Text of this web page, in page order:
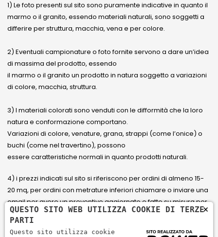
1) Le foto presenti sul sito sono puramente indicative in quanto il
marmo o il granito, essendo materiali naturali, sono soggetti a
differire per struttura, macchia, vena e per colore.
2) Eventuali campionature o foto fornite servono a dare un’idea
di massima del prodotto, essendo
il marmo o il granito un prodotto in natura soggetto a variazioni
di colore, macchia, struttura.
3) I materiali colorati sono venduti con le difformità che la loro
natura e conformazione comportano.
Variazioni di colore, venature, grana, strappi (come l’onice) o
buchi (come nel travertino), possono
essere caratteristiche normali in quanto prodotti naturali.
4) i prezzi indicati sul sito si riferiscono per ordini di almeno 15-
20 mq, per ordini con metrature inferiori chiamare o inviare una
email per avere un preventivo aggiornato e fatto su misura per
il cliente.
×
QUESTO SITO WEB UTILIZZA COOKIE DI TERZE
PARTI
Questo sito utilizza cookie